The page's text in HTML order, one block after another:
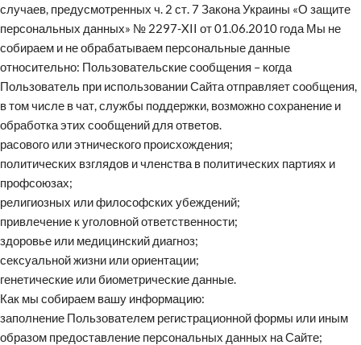
случаев, предусмотренных ч. 2 ст. 7 Закона Украины «О защите
персональных данных» № 2297-XII от 01.06.2010 года Мы не
собираем и не обрабатываем персональные данные
относительно: Пользовательские сообщения – когда
Пользователь при использовании Сайта отправляет сообщения,
в том числе в чат, службы поддержки, возможно сохранение и
обработка этих сообщений для ответов.
расового или этнического происхождения;
политических взглядов и членства в политических партиях и
профсоюзах;
религиозных или философских убеждений;
привлечение к уголовной ответственности;
здоровье или медицинский диагноз;
сексуальной жизни или ориентации;
генетические или биометрические данные.
Как мы собираем вашу информацию:
заполнение Пользователем регистрационной формы или иным
образом предоставление персональных данных на Сайте;